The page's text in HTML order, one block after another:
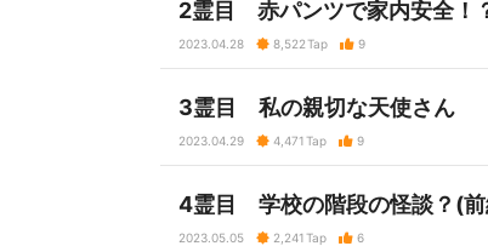
2霊目 赤パンツで家内安全！
2023.04.28 8,522Tap 9
3霊目 私の親切な天使さん
2023.04.29 4,471Tap 9
4霊目 学校の階段の怪談？(
2023.05.05 2,241Tap 6